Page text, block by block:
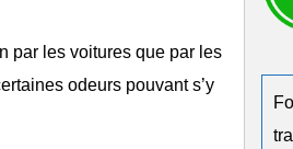
par les voitures que par les
odeurs pouvant s’y